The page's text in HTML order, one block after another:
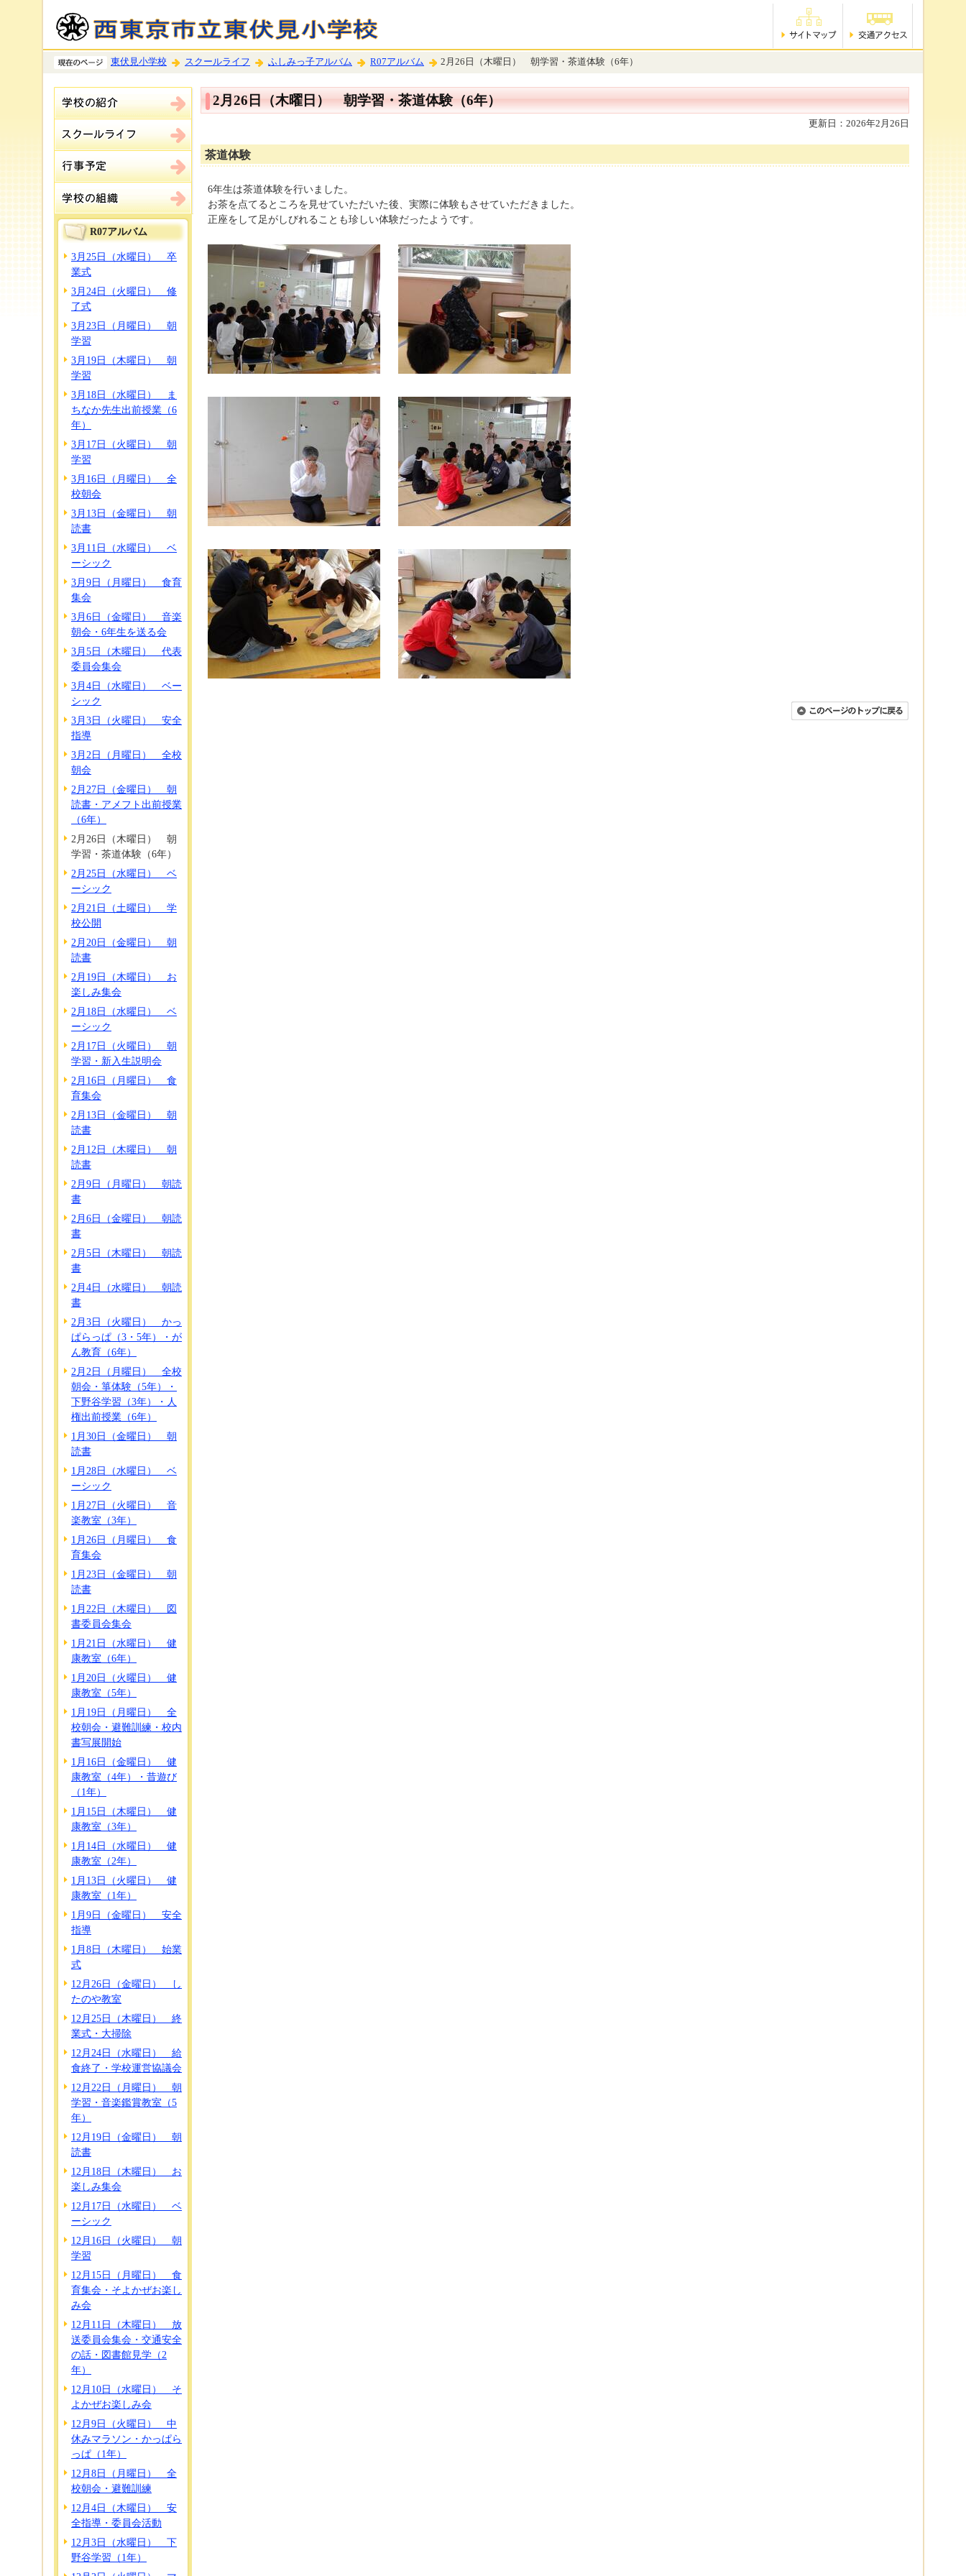
東伏見小学校 スクールライフ ふしみっ子アルバム R07アルバム 2月26日（木曜日） 朝学習・茶道体験（6年）
R07アルバム
3月25日（水曜日） 卒
業式
3月24日（火曜日） 修
了式
3月23日（月曜日） 朝
学習
3月19日（木曜日） 朝
学習
3月18日（水曜日） ま
ちなか先生出前授業（6
年）
3月17日（火曜日） 朝
学習
3月16日（月曜日） 全
校朝会
3月13日（金曜日） 朝
読書
3月11日（水曜日） ベ
ーシック
3月9日（月曜日） 食育
集会
3月6日（金曜日） 音楽
朝会・6年生を送る会
3月5日（木曜日） 代表
委員会集会
3月4日（水曜日） ベー
シック
3月3日（火曜日） 安全
指導
3月2日（月曜日） 全校
朝会
2月27日（金曜日） 朝
読書・アメフト出前授業
（6年）
2月26日（木曜日） 朝
学習・茶道体験（6年）
2月25日（水曜日） ベ
ーシック
2月21日（土曜日） 学
校公開
2月20日（金曜日） 朝
読書
2月19日（木曜日） お
楽しみ集会
2月18日（水曜日） ベ
ーシック
2月17日（火曜日） 朝
学習・新入生説明会
2月16日（月曜日） 食
育集会
2月13日（金曜日） 朝
読書
2月12日（木曜日） 朝
読書
2月9日（月曜日） 朝読
書
2月6日（金曜日） 朝読
書
2月5日（木曜日） 朝読
書
2月4日（水曜日） 朝読
書
2月3日（火曜日） かっ
ぱらっぱ（3・5年）・が
ん教育（6年）
2月2日（月曜日） 全校
朝会・箏体験（5年）・
下野谷学習（3年）・人
権出前授業（6年）
1月30日（金曜日） 朝
読書
1月28日（水曜日） ベ
ーシック
1月27日（火曜日） 音
楽教室（3年）
1月26日（月曜日） 食
育集会
1月23日（金曜日） 朝
読書
1月22日（木曜日） 図
書委員会集会
1月21日（水曜日） 健
康教室（6年）
1月20日（火曜日） 健
康教室（5年）
1月19日（月曜日） 全
校朝会・避難訓練・校内
書写展開始
1月16日（金曜日） 健
康教室（4年）・昔遊び
（1年）
1月15日（木曜日） 健
康教室（3年）
1月14日（水曜日） 健
康教室（2年）
1月13日（火曜日） 健
康教室（1年）
1月9日（金曜日） 安全
指導
1月8日（木曜日） 始業
式
12月26日（金曜日） し
たのや教室
12月25日（木曜日） 終
業式・大掃除
12月24日（水曜日） 給
食終了・学校運営協議会
12月22日（月曜日） 朝
学習・音楽鑑賞教室（5
年）
12月19日（金曜日） 朝
読書
12月18日（木曜日） お
楽しみ集会
12月17日（水曜日） ベ
ーシック
12月16日（火曜日） 朝
学習
12月15日（月曜日） 食
育集会・そよかぜお楽し
み会
12月11日（木曜日） 放
送委員会集会・交通安全
の話・図書館見学（2
年）
12月10日（水曜日） そ
よかぜお楽しみ会
12月9日（火曜日） 中
休みマラソン・かっぱら
っぱ（1年）
12月8日（月曜日） 全
校朝会・避難訓練
12月4日（木曜日） 安
全指導・委員会活動
12月3日（水曜日） 下
野谷学習（1年）
2月26日（木曜日） 朝学習・茶道体験（6年）
更新日：2026年2月26日
茶道体験
6年生は茶道体験を行いました。
お茶を点てるところを見せていただいた後、実際に体験もさせていただきました。
正座をして足がしびれることも珍しい体験だったようです。